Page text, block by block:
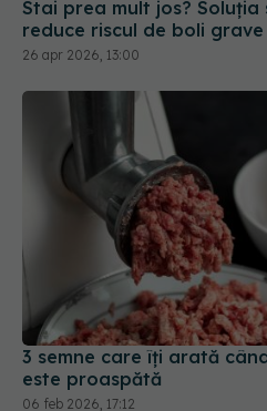
3 semne care îți arată
este proaspătă
06 feb 2026, 17:12